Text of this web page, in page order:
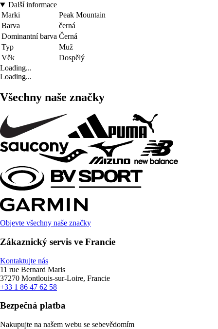
Další informace
Marki
Peak Mountain
Barva
černá
Dominantní barva Černá
Typ
Muž
Věk
Dospělý
Loading...
Loading...
Všechny naše značky
Objevte všechny naše značky
Zákaznický servis ve Francie
Kontaktujte nás
11 rue Bernard Maris
37270 Montlouis-sur-Loire, Francie
+33 1 86 47 62 58
Bezpečná platba
Nakupujte na našem webu se sebevědomím